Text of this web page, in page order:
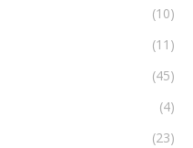
(10)
(11)
(45)
(4)
(23)